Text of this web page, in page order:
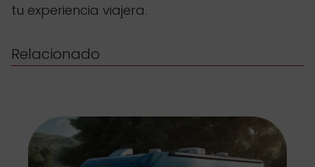
tu experiencia viajera.
Relacionado